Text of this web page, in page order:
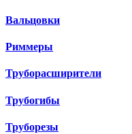
Вальцовки
Риммеры
Труборасширители
Трубогибы
Труборезы